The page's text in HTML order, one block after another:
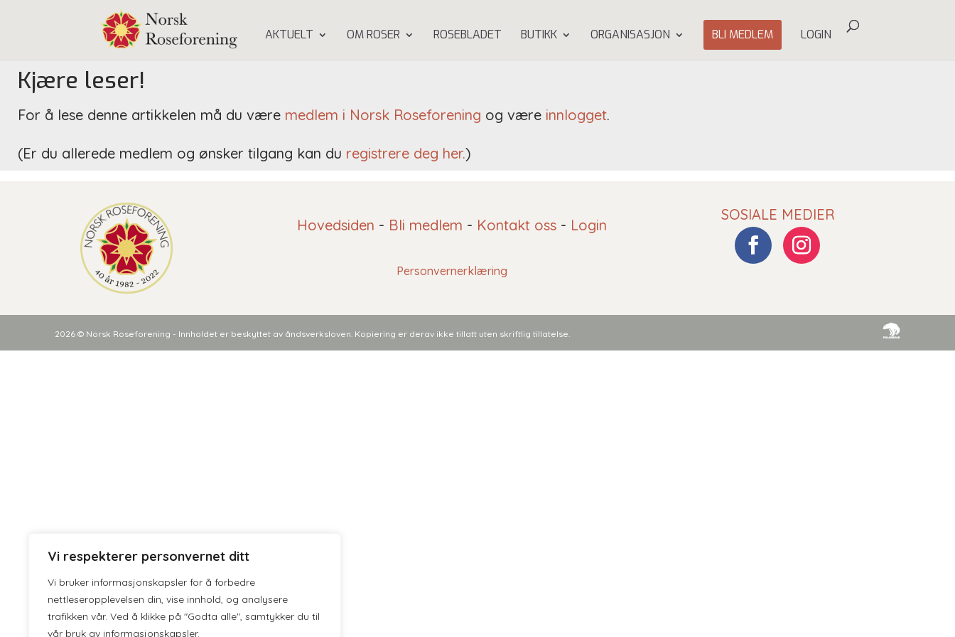
Vi respekterer personvernet ditt
Vi bruker informasjonskapsler for å forbedre
nettleseropplevelsen din, vise innhold, og analysere
trafikken vår. Ved å klikke på "Godta alle", samtykker du til
vår bruk av informasjonskapsler.
AKTUELT OM ROSER ROSEBLADET BUTIKK ORGANISASJON BLI MEDLEM LOGIN
Kjære leser!
For å lese denne artikkelen må du være medlem i Norsk Roseforening og være innlogget.
(Er du allerede medlem og ønsker tilgang kan du registrere deg her.)
Hovedsiden - Bli medlem - Kontakt oss- Login
Personvernerklæring
SOSIALE MEDIER
2026 © Norsk Roseforening - Innholdet er beskyttet av åndsverksloven. Kopiering er derav ikke tillatt uten skriftlig tillatelse.